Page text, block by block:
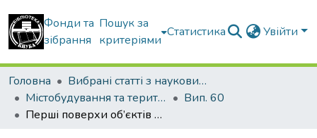
Фонди та
зібрання
Пошук за
критеріями
Статистика Увійти
Головна
Вибрані статті з наукових збірників КНУБА
Містобудування та територіальне планування
Вип. 60
Перші поверхи об’єктів багатоквартирного житла в динаміці їх функціонально-планувального трансформування